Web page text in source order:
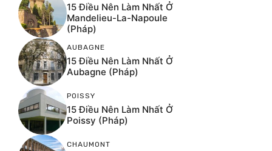
15 Điều Nên Làm Nhất Ở
Mandelieu-La-Napoule
(Pháp)
AUBAGNE
15 Điều Nên Làm Nhất Ở
Aubagne (Pháp)
POISSY
15 Điều Nên Làm Nhất Ở
Poissy (Pháp)
CHAUMONT